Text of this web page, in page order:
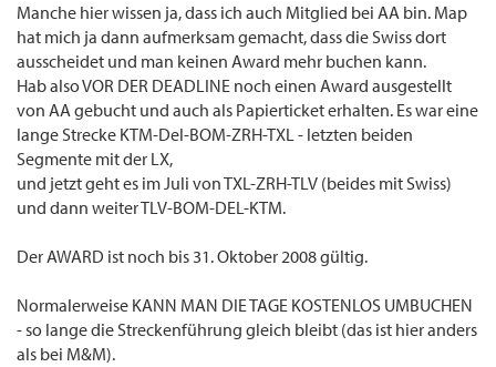
Manche hier wissen ja, dass ich auch Mitglied bei AA bin. Map
hat mich ja dann aufmerksam gemacht, dass die Swiss dort
ausscheidet und man keinen Award mehr buchen kann.
Hab also VOR DER DEADLINE noch einen Award ausgestellt
von AA gebucht und auch als Papierticket erhalten. Es war eine
lange Strecke KTM-Del-BOM-ZRH-TXL - letzten beiden
Segmente mit der LX,
und jetzt geht es im Juli von TXL-ZRH-TLV (beides mit Swiss)
und dann weiter TLV-BOM-DEL-KTM.
Der AWARD ist noch bis 31. Oktober 2008 gültig.
Normalerweise KANN MAN DIE TAGE KOSTENLOS UMBUCHEN
- so lange die Streckenführung gleich bleibt (das ist hier anders
als bei M&M).